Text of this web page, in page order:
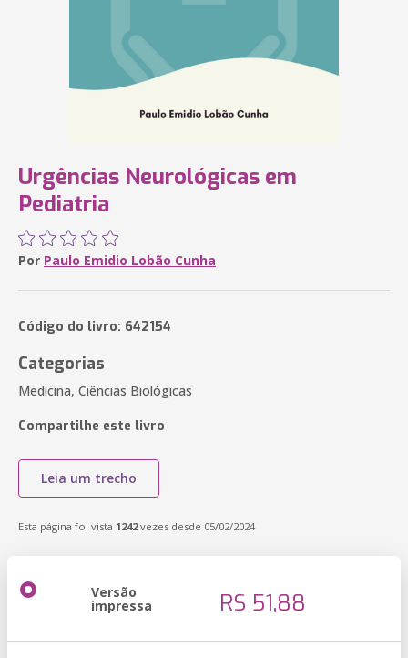
Urgências Neurológicas em
Pediatria
Por Paulo Emidio Lobão Cunha
Código do livro: 642154
Categorias
Medicina, Ciências Biológicas
Compartilhe este livro
Leia um trecho
Esta página foi vista 1242vezes desde 05/02/2024
Versão
impressa R$ 51,88